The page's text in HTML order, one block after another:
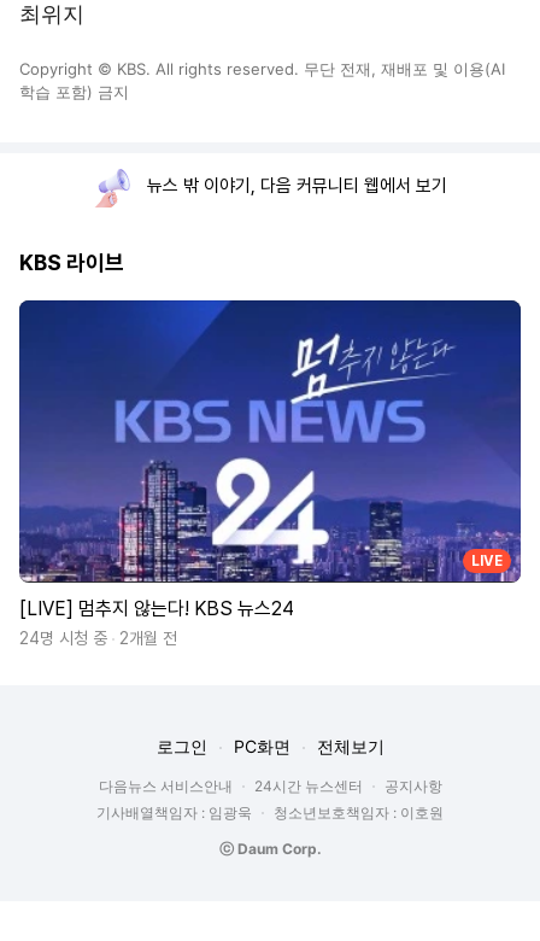
최위지
Copyright © KBS. All rights reserved. 무단 전재, 재배포 및 이용(AI
학습 포함) 금지
뉴스 밖 이야기, 다음 커뮤니티 웹에서 보기
KBS 라이브
LIVE
[LIVE] 멈추지 않는다! KBS 뉴스24
24명 시청 중 2개월 전
로그인 PC화면 전체보기
다음뉴스 서비스안내 24시간 뉴스센터
공지사항
기사배열책임자 : 임광욱
청소년보호책임자 : 이호원
ⓒ Daum Corp.